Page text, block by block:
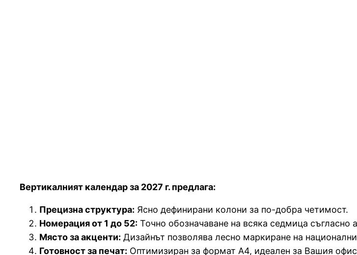
Вертикалният календар за 2027 г. предлага:
Прецизна структура: Ясно дефинирани колони за по-добра четимост.
Номерация от 1 до 52: Точно обозначаване на всяка седмица съгласно
Място за акценти: Дизайнът позволява лесно маркиране на
Готовност за печат: Оптимизиран за формат A4, идеален за Вашия